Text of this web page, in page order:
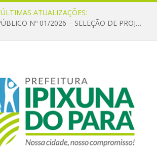
ÚLTIMAS ATUALIZAÇÕES:
CHAMAMENTO PÚBLICO Nº 01/2026 – SELEÇÃO DE PROJETOS PARA FIRMAR TERMO DE EXECUÇÃO CULTURAL COM RECURSOS DA POLÍTICA NACIONAL ALDIR BLANC DE FOMENTO À CULTURA – PNAB (LEI Nº 14.399/2022)